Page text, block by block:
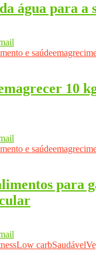
água para a
e saúde
10
e saúde
para
Low carbSaudável